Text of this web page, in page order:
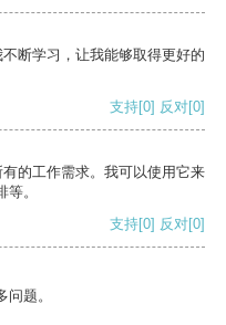
断学习，让我能够取得更好的
支持[0] 反对[0]
的工作需求。我可以使用它来
。
支持[0] 反对[0]
题。